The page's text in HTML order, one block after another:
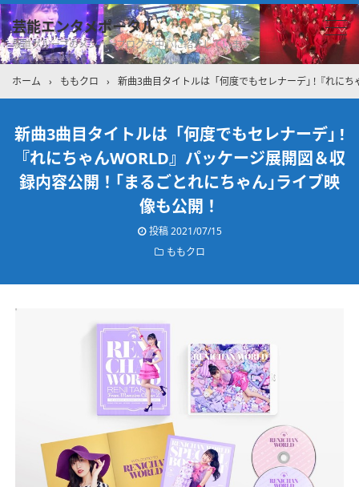
芸能エンタメポータル
坂道グループのメンバーブログを中心に紹介しています
ホーム › ももクロ › 新曲3曲目タイトルは「何度でもセレナーデ｣ !『れに
新曲3曲目タイトルは「何度でもセレナーデ｣ !
『れにちゃんWORLD』パッケージ展開図＆収
録内容公開！｢まるごとれにちゃん｣ライブ映
像も公開！
投稿2021/07/15
ももクロ